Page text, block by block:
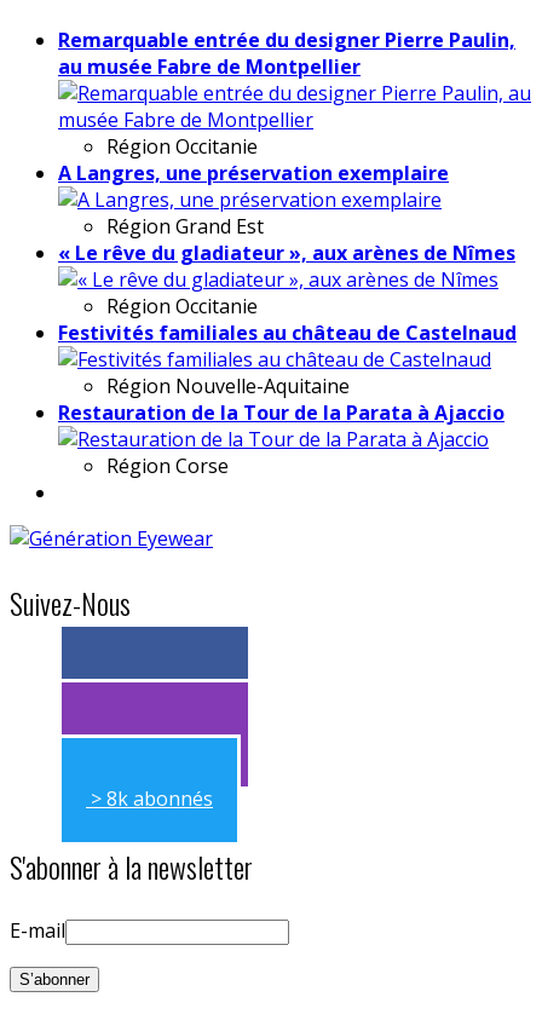
Remarquable entrée du designer Pierre Paulin,
au musée Fabre de Montpellier
Région Occitanie
A Langres, une préservation exemplaire
Région Grand Est
« Le rêve du gladiateur », aux arènes de Nîmes
Région Occitanie
Festivités familiales au château de Castelnaud
Région Nouvelle-Aquitaine
Restauration de la Tour de la Parata à Ajaccio
Région Corse
Suivez-Nous
> 11k abonnés
> 11k abonnés
> 8k abonnés
S'abonner à la newsletter
E-mail